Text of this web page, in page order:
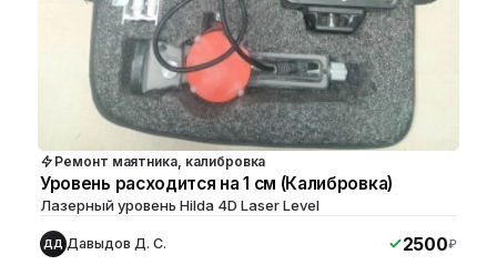
Ремонт маятника, калибровка
Уровень расходится на 1 см (Калибровка)
Лазерный уровень Hilda 4D Laser Level
ДД Давыдов Д. С. 2500₽